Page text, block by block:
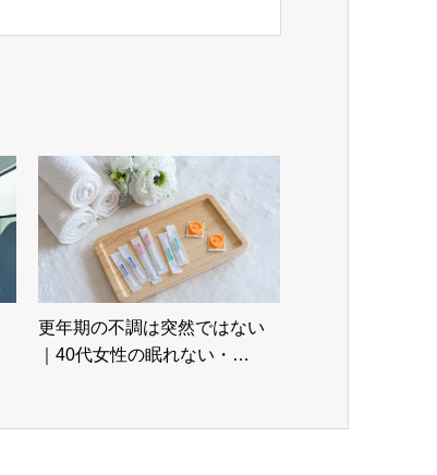
更年期の不調は突然ではない
｜40代女性の眠れない・…